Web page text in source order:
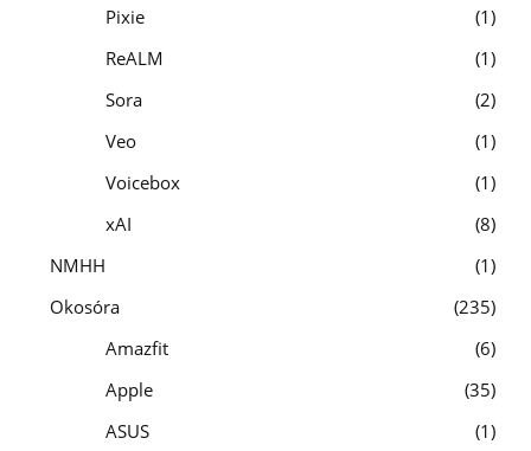
Pixie
1
ReALM
1
Sora
2
Veo
1
Voicebox
1
xAI
8
NMHH
1
Okosóra
235
Amazfit
6
Apple
35
ASUS
1